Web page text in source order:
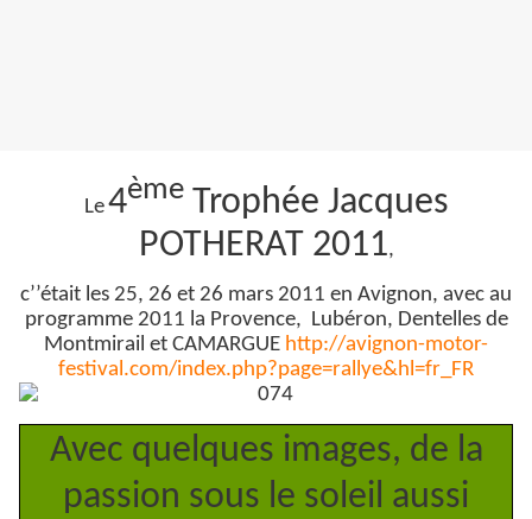
Le4èmeTrophée Jacques
POTHERAT 2011,
c’’était les 25, 26 et 26 mars 2011 en Avignon, avec au
programme 2011 la Provence, Lubéron, Dentelles de
Montmirail et CAMARGUE http://avignon-motor-
festival.com/index.php?page=rallye&hl=fr_FR
Avec quelques images, de la
passion sous le soleil aussi